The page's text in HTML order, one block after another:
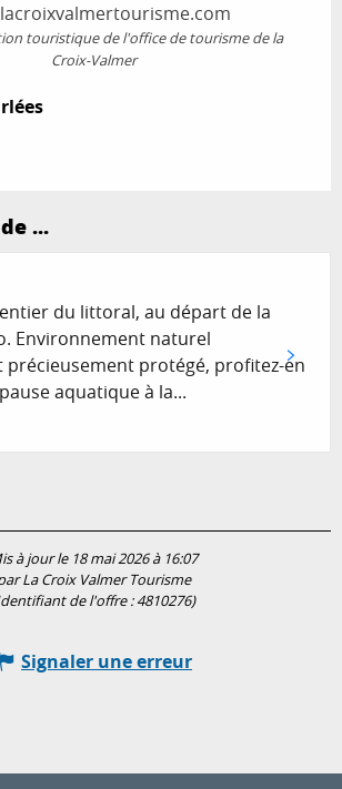
touristique de l'office de tourisme de la
Croix-Valmer
...
du littoral, au départ de la
Environnement naturel
précieusement protégé, profitez-en
aquatique à la...
à jour le 18 mai 2026 à 16:07
La Croix Valmer Tourisme
de l'offre :4810276)
Signaler une erreur